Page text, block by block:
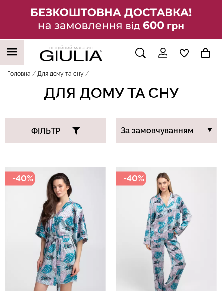
офіційний магазин
Головна Для дому та сну
ДЛЯ ДОМУ ТА СНУ
ФІЛЬТР
-40% -40%
НАШІ ТРЕНДОВІ ТОВАРИ
Безшовні легінси з
мікрофібри LEGGINGS 02
(чорний) Giulia
Безшовні бразиліана з
легкою корекцією
BRASILIAN SHAPEWEAR
black (чорний) Giulia